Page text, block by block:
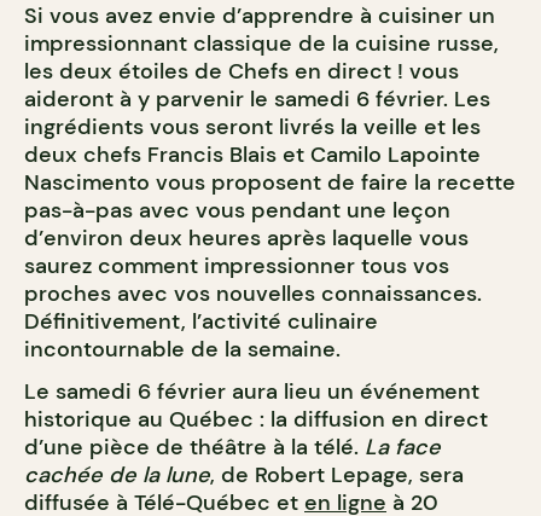
Si vous avez envie d’apprendre à cuisiner un
impressionnant classique de la cuisine russe,
les deux étoiles de Chefs en direct ! vous
aideront à y parvenir le samedi 6 février. Les
ingrédients vous seront livrés la veille et les
deux chefs Francis Blais et Camilo Lapointe
Nascimento vous proposent de faire la recette
pas-à-pas avec vous pendant une leçon
d’environ deux heures après laquelle vous
saurez comment impressionner tous vos
proches avec vos nouvelles connaissances.
Définitivement, l’activité culinaire
incontournable de la semaine.
Le samedi 6 février aura lieu un événement
historique au Québec : la diffusion en direct
d’une pièce de théâtre à la télé. La face
cachée de la lune, de Robert Lepage, sera
diffusée à Télé-Québec et en ligne à 20